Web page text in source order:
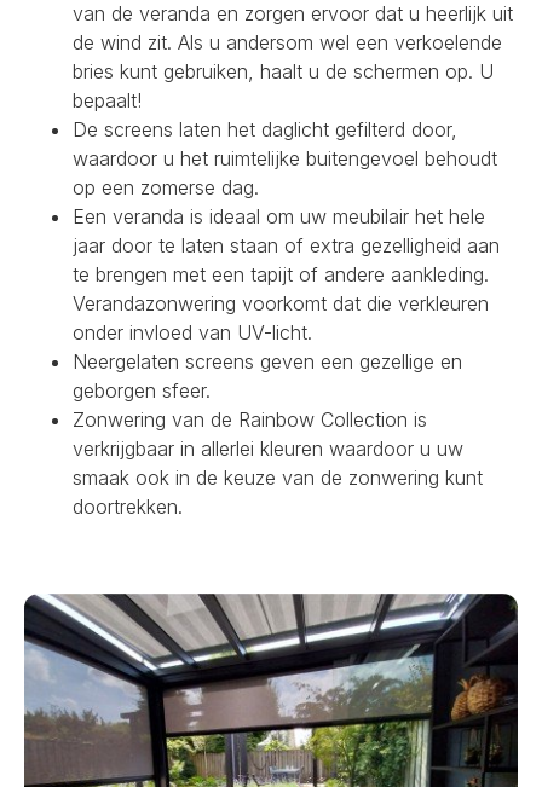
van de veranda en zorgen ervoor dat u heerlijk uit
de wind zit. Als u andersom wel een verkoelende
bries kunt gebruiken, haalt u de schermen op. U
bepaalt!
De screens laten het daglicht gefilterd door,
waardoor u het ruimtelijke buitengevoel behoudt
op een zomerse dag.
Een veranda is ideaal om uw meubilair het hele
jaar door te laten staan of extra gezelligheid aan
te brengen met een tapijt of andere aankleding.
Verandazonwering voorkomt dat die verkleuren
onder invloed van UV-licht.
Neergelaten screens geven een gezellige en
geborgen sfeer.
Zonwering van de Rainbow Collection is
verkrijgbaar in allerlei kleuren waardoor u uw
smaak ook in de keuze van de zonwering kunt
doortrekken.